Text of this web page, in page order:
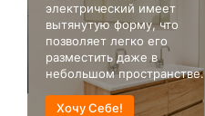
электрический имеет
вытянутую форму, что
позволяет легко его
разместить даже в
небольшом пространстве.
Хочу Себе!